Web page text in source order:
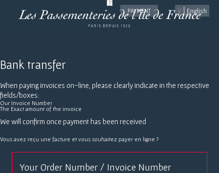
PAYMENT English
Bank transfer
When paying invoices on-line, please clearly indicate in the respective
fields/boxes:
Our Invoice Number
The Exact amount of the invoice
We will confirm once payment has been received
Vous avez reçu une facture et vous souhaitez payer en ligne ?
Your Order Number / Invoice Number